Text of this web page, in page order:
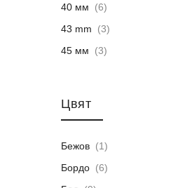
40 мм
(6)
43 mm
(3)
45 мм
(3)
Цвят
Бежов (1)
Бордо (6)